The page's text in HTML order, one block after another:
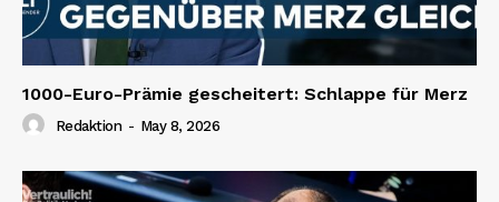
1000-Euro-Prämie gescheitert: Schlappe für Merz
Redaktion - May 8, 2026